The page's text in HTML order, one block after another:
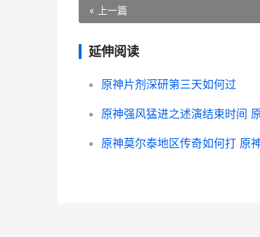
« 上一篇
延伸阅读
原神片剂深研第三天如何过
原神强风猛进之述演结束时间